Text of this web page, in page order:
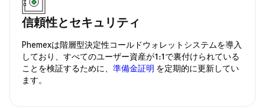
信頼性とセキュリティ
Phemexは階層型決定性コールドウォレットシステムを導入
しており、すべてのユーザー資産が1:1で裏付けられている
ことを検証するために、 準備金証明 を定期的に更新してい
ます。